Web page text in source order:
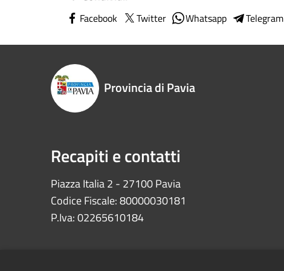
Facebook Twitter Whatsapp Telegram
Provincia di Pavia
Recapiti e contatti
Piazza Italia 2 - 27100 Pavia
Codice Fiscale: 80000030181
P.Iva: 02265610184